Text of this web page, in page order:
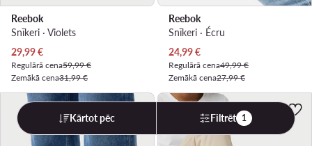
Reebok
Snīkeri · Violets
Pašreizējā cena
29,99€
Regulārā cena59,99 €
Zemākā cena31,99 €
Reebok
Snīkeri · Écru
Pašreizējā cena
24,99€
Regulārā cena49,99 €
Zemākā cena27,99 €
Kārtot pēc Filtrēt 1